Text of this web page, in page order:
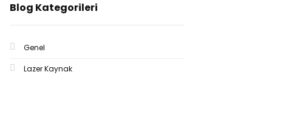
Blog Kategorileri
Genel
Lazer Kaynak